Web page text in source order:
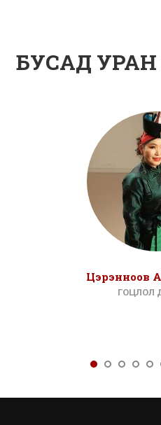
БУСАД
Цэрэнноов
ГОЦЛОЛ